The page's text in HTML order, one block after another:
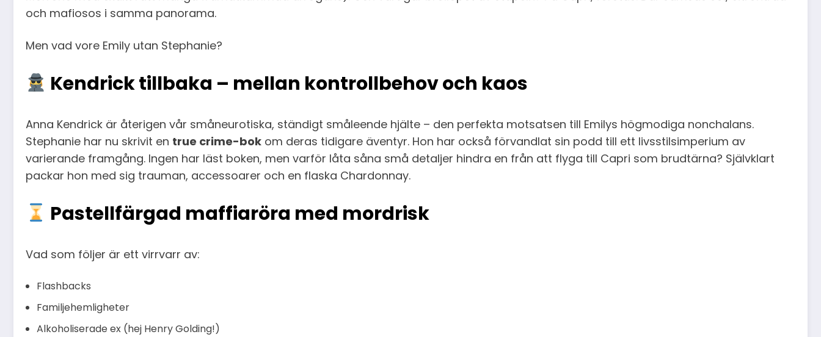
och mafiosos i samma panorama.
Men vad vore Emily utan Stephanie?
Kendrick tillbaka – mellan kontrollbehov och kaos
Anna Kendrick är återigen vår småneurotiska, ständigt småleende hjälte – den perfekta motsatsen till Emilys högmodiga nonchalans.
Stephanie har nu skrivit en true crime-bok om deras tidigare äventyr. Hon har också förvandlat sin podd till ett livsstilsimperium av
varierande framgång. Ingen har läst boken, men varför låta såna små detaljer hindra en från att flyga till Capri som brudtärna? Självklart
packar hon med sig trauman, accessoarer och en flaska Chardonnay.
Pastellfärgad maffiaröra med mordrisk
Vad som följer är ett virrvarr av:
Flashbacks
Familjehemligheter
Alkoholiserade ex (hej Henry Golding!)